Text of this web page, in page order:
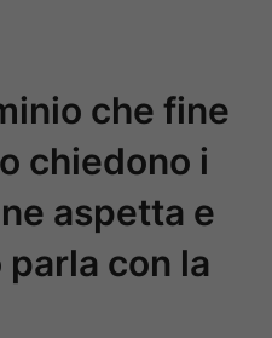
che fine
chiedono i
aspetta e
con la